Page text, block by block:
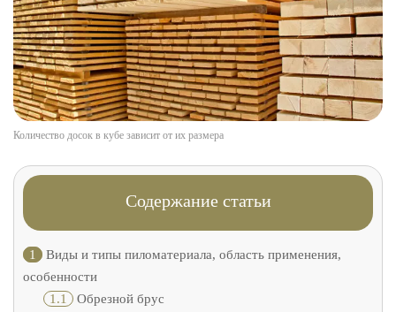
Количество досок в кубе зависит от их размера
Содержание статьи
1
Виды и типы пиломатериала, область применения,
особенности
1.1 Обрезной брус